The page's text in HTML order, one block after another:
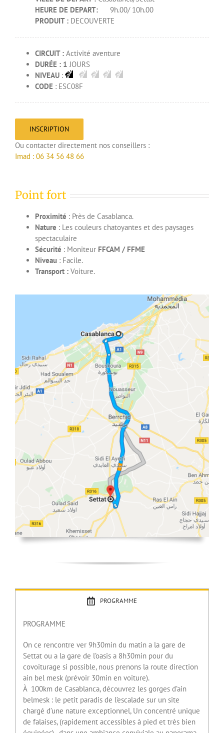
HEURE DE DEPART: 9h.00/ 10h.00
PRODUIT : DECOUVERTE
CIRCUIT : Activité aventure
DURÉE : 1 JOURS
NIVEAU :
CODE : ESC08F
INSCRIPTION
Ou contacter directement nos conseillers :
Imad : 06 34 56 48 66
Point fort
Proximité : Près de Casablanca.
Nature : Les couleurs chatoyantes et des paysages
spectaculaire
Sécurité : Moniteur FFCAM / FFME
Niveau : Facile.
Transport : Voiture.
PROGRAMME
PROGRAMME
On ce rencontre ver 9h30min du matin a la gare de
Settat ou a la gare de l’oasis a 8h30min pour du
covoiturage si possible, nous prenons la route direction
ain bel mesk (prévoir 30min en voiture).
À 100km de Casablanca, découvrez les gorges d’ain
belmesk : le petit paradis de l’escalade sur un site
chargé d’une nature exceptionnel, Un concentré unique
de falaises, (rapidement accessibles à pied et très bien